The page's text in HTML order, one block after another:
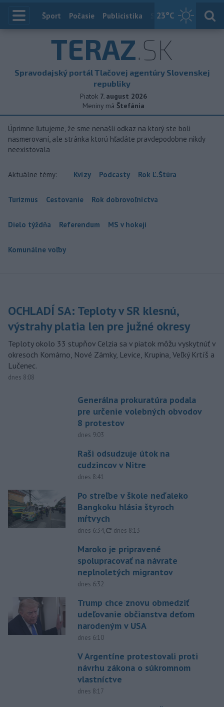
23°C
Index
Šport Počasie Publicistika Slovensko
TERAZ.SK
Spravodajský portál Tlačovej agentúry Slovenskej
republiky
Piatok 7. august 2026
Meniny má Štefánia
Úprimne ľutujeme, že sme nenašli odkaz na ktorý ste boli
nasmerovaní, ale stránka ktorú hľadáte pravdepodobne nikdy
neexistovala
Aktuálne témy: Kvízy Podcasty Rok Ľ.Štúra
Turizmus Cestovanie Rok dobrovoľníctva
Dielo týždňa Referendum MS v hokeji
Komunálne voľby
OCHLADÍ SA: Teploty v SR klesnú,
výstrahy platia len pre južné okresy
Teploty okolo 33 stupňov Celzia sa v piatok môžu vyskytnúť v
okresoch Komárno, Nové Zámky, Levice, Krupina, Veľký Krtíš a
Lučenec.
dnes 8:08
Generálna prokuratúra podala
pre určenie volebných obvodov
8 protestov
dnes 9:03
Raši odsudzuje útok na
cudzincov v Nitre
dnes 8:41
Po streľbe v škole neďaleko
Bangkoku hlásia štyroch
mŕtvych
dnes 6:34, aktualizované
dnes 8:13
Maroko je pripravené
spolupracovať na návrate
neplnoletých migrantov
dnes 6:32
Trump chce znovu obmedziť
udeľovanie občianstva deťom
narodeným v USA
dnes 6:10
V Argentíne protestovali proti
návrhu zákona o súkromnom
vlastníctve
dnes 8:17